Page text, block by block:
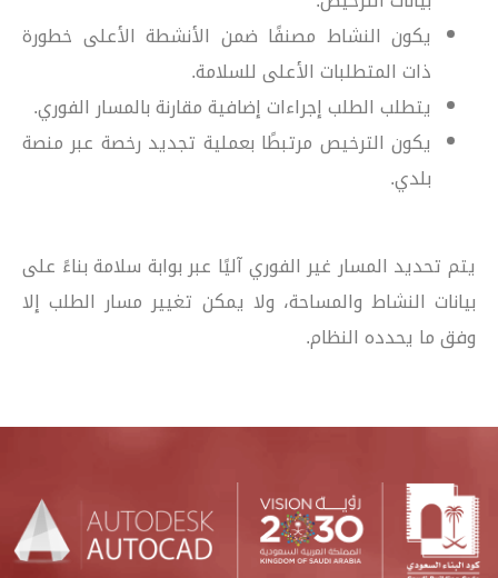
يكون النشاط مصنفًا ضمن الأنشطة الأعلى خطورة
ذات المتطلبات الأعلى للسلامة.
يتطلب الطلب إجراءات إضافية مقارنة بالمسار الفوري.
يكون الترخيص مرتبطًا بعملية تجديد رخصة عبر منصة
بلدي.
يتم تحديد المسار غير الفوري آليًا عبر بوابة سلامة بناءً على
بيانات النشاط والمساحة، ولا يمكن تغيير مسار الطلب إلا
وفق ما يحدده النظام.